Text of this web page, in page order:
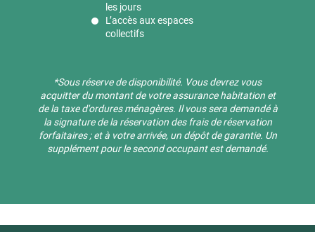
les jours
L’accès aux espaces
collectifs
*Sous réserve de disponibilité. ​Vous devrez vous
acquitter du montant de votre assurance habitation et
de la taxe d'ordures ménagères. Il vous sera demandé à
la signature de la réservation des frais de réservation
forfaitaires ; et à votre arrivée, un dépôt de garantie. Un
supplément pour le second occupant est demandé.